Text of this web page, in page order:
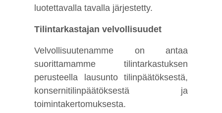
luotettavalla tavalla järjestetty.
Tilintarkastajan velvollisuudet
Velvollisuutenamme on antaa
suorittamamme tilintarkastuksen
perusteella lausunto tilinpäätöksestä,
konsernitilinpäätöksestä ja
toimintakertomuksesta.